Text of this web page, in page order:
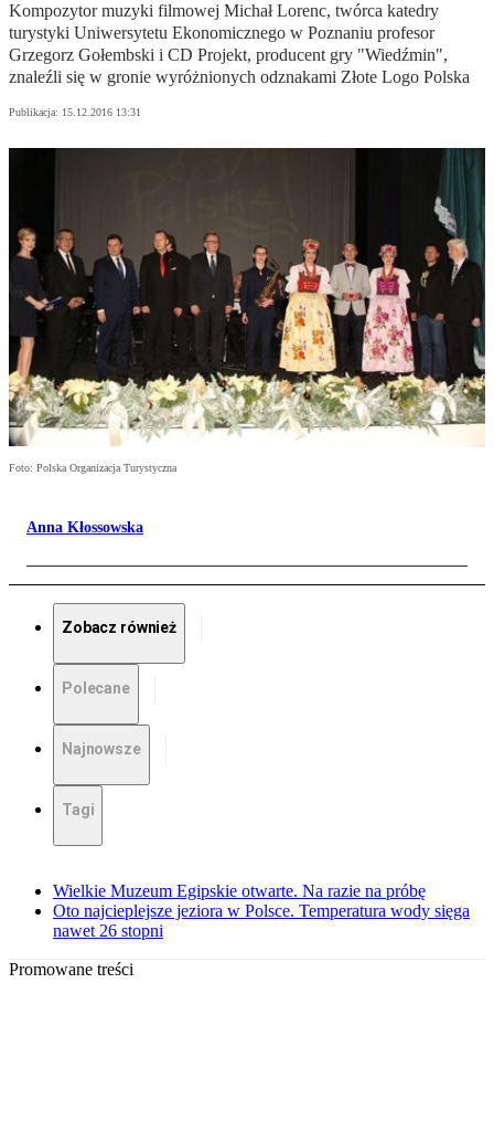
Kompozytor muzyki filmowej Michał Lorenc, twórca katedry
turystyki Uniwersytetu Ekonomicznego w Poznaniu profesor
Grzegorz Gołembski i CD Projekt, producent gry "Wiedźmin",
znaleźli się w gronie wyróżnionych odznakami Złote Logo Polska
Publikacja: 15.12.2016 13:31
Foto: Polska Organizacja Turystyczna
Anna Kłossowska
Zobacz również
Polecane
Najnowsze
Tagi
Wielkie Muzeum Egipskie otwarte. Na razie na próbę
Oto najcieplejsze jeziora w Polsce. Temperatura wody sięga
nawet 26 stopni
Promowane treści